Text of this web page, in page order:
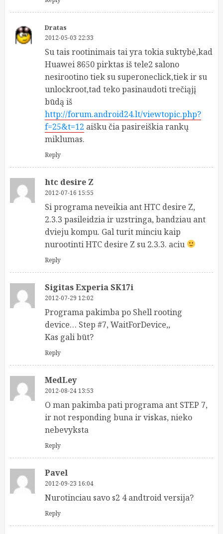
Dratas
2012-05-03 22:33
Su tais rootinimais tai yra tokia suktybė,kad
Huawei 8650 pirktas iš tele2 salono
nesirootino tiek su superoneclick,tiek ir su
unlockroot,tad teko pasinaudoti trečiąjį
būdą iš
http://forum.android24.lt/viewtopic.php?
f=25&t=12 aišku čia pasireiškia rankų
miklumas.
Reply
htc desire Z
2012-07-16 15:55
Si programa neveikia ant HTC desire Z,
2.3.3 pasileidzia ir uzstringa, bandziau ant
dvieju kompu. Gal turit minciu kaip
nurootinti HTC desire Z su 2.3.3. aciu
Reply
Sigitas Experia SK17i
2012-07-29 12:02
Programa pakimba po Shell rooting
device… Step #7, WaitForDevice,,
Kas gali būt?
Reply
MedLey
2012-08-24 13:53
O man pakimba pati programa ant STEP 7,
ir not responding buna ir viskas, nieko
nebevyksta
Reply
Pavel
2012-09-23 16:04
Nurotinciau savo s2 4 andtroid versija?
Reply